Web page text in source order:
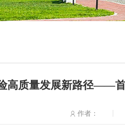
高质量发展新路径——
作者：